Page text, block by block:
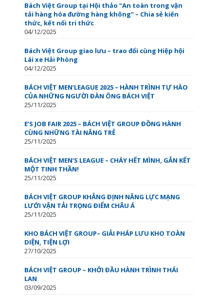
Bách Việt Group tại Hội thảo “An toàn trong vận
tải hàng hóa đường hàng không” – Chia sẻ kiến
thức, kết nối tri thức
04/12/2025
Bách Việt Group giao lưu – trao đổi cùng Hiệp hội
Lái xe Hải Phòng
04/12/2025
BÁCH VIỆT MEN’LEAGUE 2025 – HÀNH TRÌNH TỰ HÀO
CỦA NHỮNG NGƯỜI ĐÀN ÔNG BÁCH VIỆT
25/11/2025
E’S JOB FAIR 2025 – BÁCH VIỆT GROUP ĐỒNG HÀNH
CÙNG NHỮNG TÀI NĂNG TRẺ
25/11/2025
BÁCH VIỆT MEN’S LEAGUE – CHÁY HẾT MÌNH, GẮN KẾT
MỘT TINH THẦN!
25/11/2025
BÁCH VIỆT GROUP KHẲNG ĐỊNH NĂNG LỰC MẠNG
LƯỚI VẬN TẢI TRỌNG ĐIỂM CHÂU Á
25/11/2025
KHO BÁCH VIỆT GROUP– GIẢI PHÁP LƯU KHO TOÀN
DIỆN, TIỆN LỢI
27/10/2025
BÁCH VIỆT GROUP – KHỞI ĐẦU HÀNH TRÌNH THÁI
LAN
03/09/2025